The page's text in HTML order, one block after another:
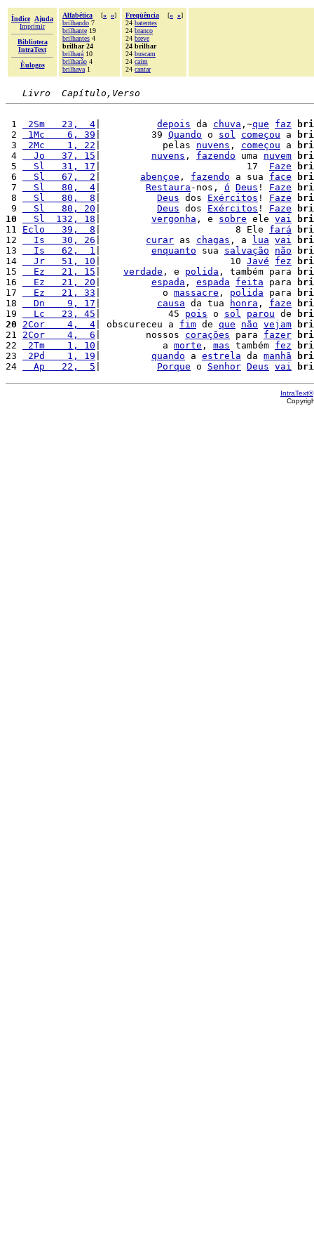
Índice
Ajuda
Imprimir
Biblioteca
IntraText
Èulogos
Alfabética [« »]
brilhando 7
brilhante 19
brilhantes 4
brilhar 24
brilhará 10
brilharão 4
brilhava 1
Freqüência [« »]
24 batentes
24 branco
24 breve
24 brilhar
24 buscam
24 caim
24 cantar
Livro  Capítulo,Verso
1 2Sm   23,  4 depois da chuva ,~que faz
2
1Mc    6, 39 |         39 Quando o sol começou a
3
2Mc    1, 22 |           pelas nuvens , começou a
4
  Jo   37, 15
nuvens , fazendo uma nuvem
5
  Sl   31, 17
|                          17 Faze
6
  Sl   67,  2
abençoe , fazendo a sua face
7
  Sl   80,  4
Restaura -nos, ó Deus ! Faze
8
  Sl   80,  8
Deus dos Exércitos ! Faze
9
  Sl   80, 20
Deus dos Exércitos ! Faze
10
  Sl  132, 18
vergonha , e sobre ele vai
11 Eclo   39,  8 |                        8 Ele fará
12
  Is   30, 26
curar as chagas , a lua vai
13
  Is   62,  1
enquanto sua salvação não
14
  Jr   51, 10
|                       10 Javé fez
15
  Ez   21, 15
verdade , e polida , também para
16
  Ez   21, 20
espada , espada feita para
17
  Ez   21, 33
|           o massacre , polida para
18
  Dn    9, 17
causa da tua honra , faze
19
  Lc   23, 45
|            45 pois o sol parou de
20
2Cor    4,  4 | obscureceu a fim de que não vejam
21 2Cor    4,  6 |        nossos corações para fazer
22
2Tm    1, 10 |           a morte , mas também fez
23
2Pd    1, 19 quando a estrela da manhã
24
  Ap   22,  5
Porque o Senhor Deus vai
IntraText®